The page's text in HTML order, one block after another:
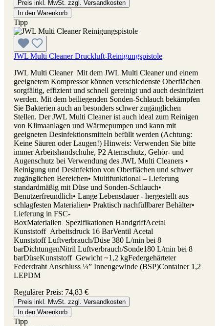
Preis inkl. MwSt. zzgl. Versandkosten
In den Warenkorb
Tipp
JWL Multi Cleaner Druckluft-Reinigungspistole
JWL Multi Cleaner Mit dem JWL Multi Cleaner und einem
geeignetem Kompressor können verschiedenste Oberflächen
sorgfältig, effizient und schnell gereinigt und auch desinfiziert
werden. Mit dem beiliegenden Sonden-Schlauch bekämpfen
Sie Bakterien auch an besonders schwer zugänglichen
Stellen. Der JWL Multi Cleaner ist auch ideal zum Reinigen
von Klimaanlagen und Wärmepumpen und kann mit
geeigneten Desinfektionsmitteln befüllt werden (Achtung:
Keine Säuren oder Laugen!) Hinweis: Verwenden Sie bitte
immer Arbeitshandschuhe, P2 Atemschutz, Gehör- und
Augenschutz bei Verwendung des JWL Multi Cleaners •
Reinigung und Desinfektion von Oberflächen und schwer
zugänglichen Bereichen• Multifunktional – Lieferung
standardmäßig mit Düse und Sonden-Schlauch•
Benutzerfreundlich• Lange Lebensdauer - hergestellt aus
schlagfesten Materialien• Praktisch nachfüllbarer Behälter•
Lieferung in FSC-
BoxMaterialien Spezifikationen HandgriffAcetal
Kunststoff Arbeitsdruck 16 BarVentil Acetal
Kunststoff Luftverbrauch/Düse 380 L/min bei 8
barDichtungenNitril Luftverbrauch/Sonde180 L/min bei 8
barDüseKunststoff Gewicht ~1,2 kgFedergehärteter
Federdraht Anschluss ¼” Innengewinde (BSP)Container 1,2
LEPDM
Regulärer Preis: 74,83 €
Preis inkl. MwSt. zzgl. Versandkosten
In den Warenkorb
Tipp